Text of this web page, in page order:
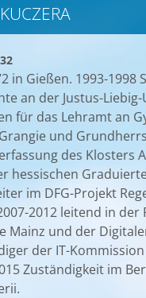
in Gießen. 1993-1998
an der Justus-
für das Lehramt an
und
des Klosters
hessischen
im DFG-Projekt
2012 leitend in
Mainz und der
der IT-
Zuständigkeit im